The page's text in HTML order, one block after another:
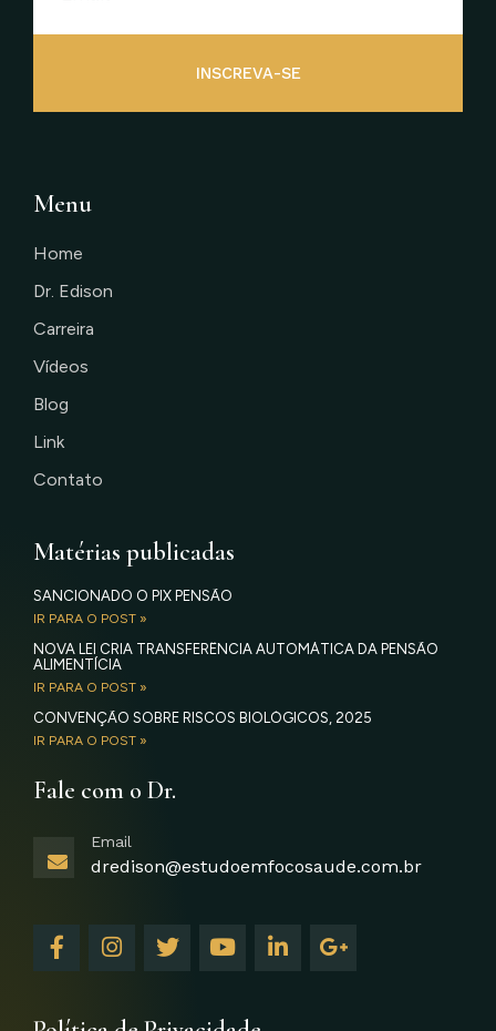
INSCREVA-SE
Menu
Home
Dr. Edison
Carreira
Vídeos
Blog
Link
Contato
Matérias publicadas
SANCIONADO O PIX PENSÃO
IR PARA O POST »
NOVA LEI CRIA TRANSFERÊNCIA AUTOMÁTICA DA PENSÃO
ALIMENTÍCIA
IR PARA O POST »
CONVENÇÃO SOBRE RISCOS BIOLÓGICOS, 2025
IR PARA O POST »
Fale com o Dr.
Email
dredison@estudoemfocosaude.com.br
F
a
I
n
T
w
Y
o
L
i
G
o